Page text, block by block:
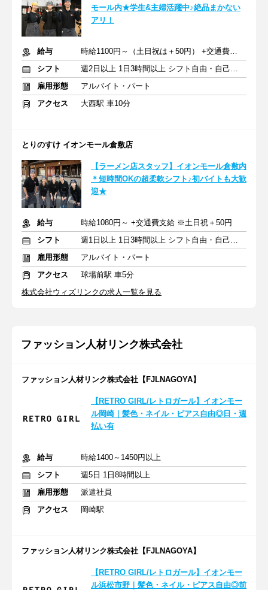
モール内★学生&主婦活躍中♪絶品まかない
アリ！
給与
時給1100円～（土日祝は＋50円） +交通費支給
シフト
週2日以上 1日3時間以上 シフト自由・自己申告
雇用形態
アルバイト・パート
アクセス
大西駅 車10分
とりのすけ イオンモール倉敷店
【ラーメン店スタッフ】イオンモール倉敷内
＊短時間OKの超柔軟シフト♪初バイトも大歓
迎★
給与
時給1080円～ +交通費支給 ※土日祝＋50円
シフト
週1日以上 1日3時間以上 シフト自由・自己申告
雇用形態
アルバイト・パート
アクセス
球場前駅 車5分
株式会社ウィズリンクの求人一覧を見る
ファッション人材リンク株式会社
ファッション人材リンク株式会社【FJLNAGOYA】
【RETRO GIRL/レトロガール】イオンモー
ル岡崎｜髪色・ネイル・ピアス自由◎日・週
払い有
給与
時給1400～1450円以上
シフト
週5日 1日8時間以上
雇用形態
派遣社員
アクセス
岡崎駅
ファッション人材リンク株式会社【FJLNAGOYA】
【RETRO GIRL/レトロガール】イオンモー
ル浜松市野｜髪色・ネイル・ピアス自由◎前